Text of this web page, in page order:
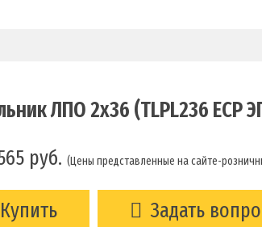
ЛПО 2х36 (TLPL236 ECP
руб. (Цены представленные на сайте-
Купить Задать